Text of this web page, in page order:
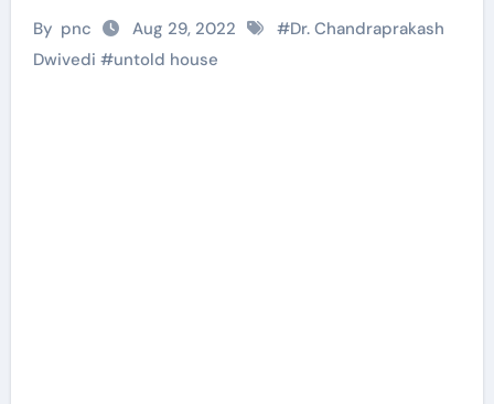
By pnc Aug 29, 2022 #Dr. Chandraprakash
Dwivedi #untold house